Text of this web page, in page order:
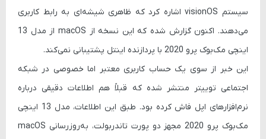
سیستم visionOS اشاره کرد که ظاهری شیشه‌ای به رابط کاربری
می‌دهند. اکنون گزارش شده که این نسخه از macOS از مدل 13
اینچی مک‌بوک پرو 2020 با پردازنده اینتل پشتیبانی نمی‌کند.
این خبر از سوی یک حساب کاربری معتبر اما خصوصی در شبکه
اجتماعی توییتر منتشر شده که قبلاً هم اطلاعات دقیقی درباره
نرم‌افزارهای اپل فاش کرده بود. طبق این اطلاعات، مدل 13 اینچی
مک‌بوک پرو 2020 مجهز دو پورت تاندربولت، به‌روزرسانی macOS